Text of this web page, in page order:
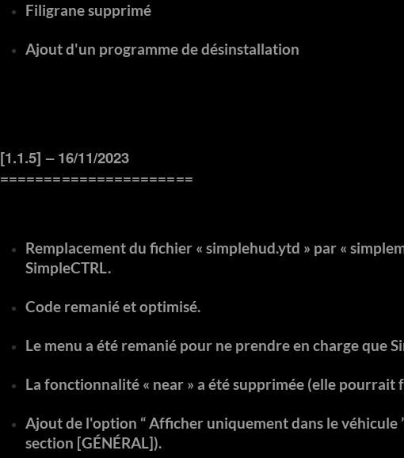
Filigrane supprimé
Ajout d'un programme de désinstallation
[1.1.5] – 16/11/2023
======================
Remplacement du fichier « simplehud.ytd » par «
SimpleCTRL.
Code remanié et optimisé.
Le menu a été remanié pour ne prendre en charge que
La fonctionnalité « near » a été supprimée (elle pourrait
Ajout de l'option “ Afficher uniquement dans le véhicule
section [GÉNÉRAL]).